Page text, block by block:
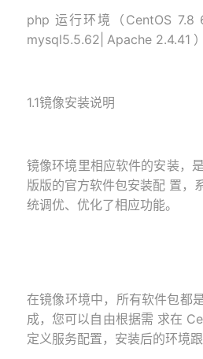
php 运行环境（CentOS 7.8
mysql5.5.62 Apache 2.4.41 ）
1.1镜像安装说明
镜像环境里相应软件的安装，
版版的官方软件包安装配 置，
统调优、优化了相应功能。
在镜像环境中，所有软件包都
成，您可以自由根据需 求在
定义服务配置，安装后的环境